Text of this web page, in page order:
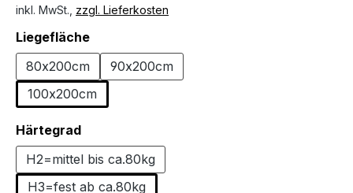
inkl. MwSt., zzgl. Lieferkosten
Liegeflächeauswählen
80x200cm
90x200cm
100x200cm
Härtegradauswählen
H2=mittel bis ca.80kg
H3=fest ab ca.80kg